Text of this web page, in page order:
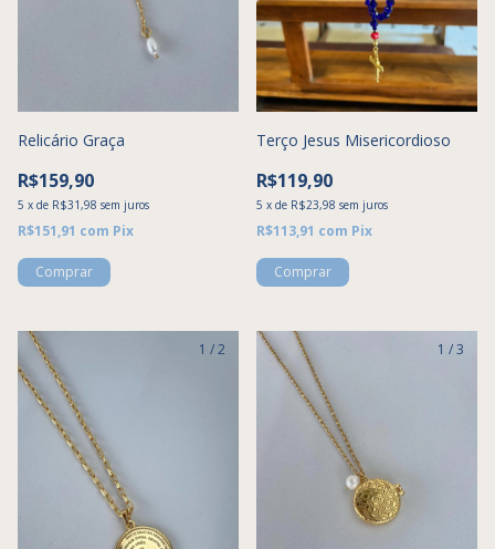
Relicário Graça
R$159,90
5 x de R$31,98 sem juros
R$151,91 com Pix
Terço Jesus Misericordioso
R$119,90
5 x de R$23,98 sem juros
R$113,91 com Pix
1 /2 1 /3